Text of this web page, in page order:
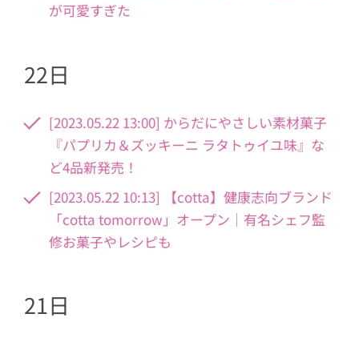
が可愛すぎた
22日
[2023.05.22 13:00] からだにやさしい素材菓子
『パプリカ＆ズッキーニ ラタトゥイユ味』な
ど4品新発売！
[2023.05.22 10:13] 【cotta】健康志向ブランド
「cotta tomorrow」オープン｜有名シェフ監
修お菓子やレシピも
21日